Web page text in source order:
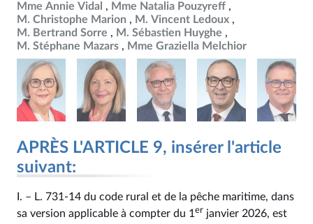
Mme Annie Vidal
Mme Natalia Pouzyreff
M. Christophe Marion
M. Vincent Ledoux
M. Bertrand Sorre
M. Sébastien Huyghe
M. Stéphane Mazars
Mme Graziella Melchior
APRÈS L'ARTICLE 9, insérer l'article
suivant:
I. – L. 731‑14 du code rural et de la pêche maritime, dans
sa version applicable à compter du 1 er janvier 2026, est